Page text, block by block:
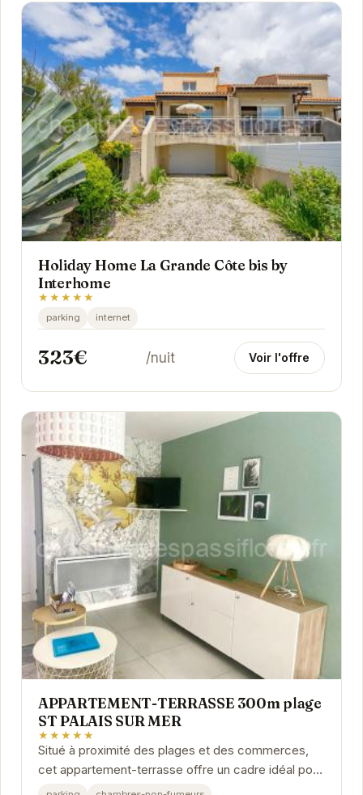
Holiday Home La Grande Côte bis by
Interhome
★★★★★
parking internet
323€ /nuit Voir l'offre
APPARTEMENT-TERRASSE 300m plage
ST PALAIS SUR MER
★★★★★
Situé à proximité des plages et des commerces,
cet appartement-terrasse offre un cadre idéal pour
des vacances relaxantes. Avec son